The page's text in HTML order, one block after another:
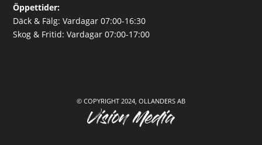
Öppettider:
Däck & Fälg: Vardagar 07:00-16:30
Skog & Fritid: Vardagar 07:00-17:00
© COPYRIGHT 2024, OLLANDERS AB